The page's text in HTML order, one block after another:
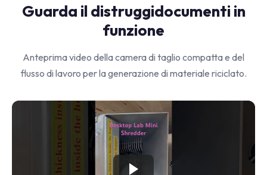
Guarda il distruggidocumenti in
funzione
Anteprima video della camera di taglio compatta e del
flusso di lavoro per la generazione di materiale riciclato.